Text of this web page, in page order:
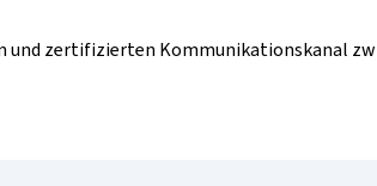
und zertifizierten Kommunikationskanal